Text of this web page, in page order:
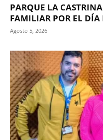
PARQUE LA
FAMILIAR POR EL DÍA
Agosto 5, 2026